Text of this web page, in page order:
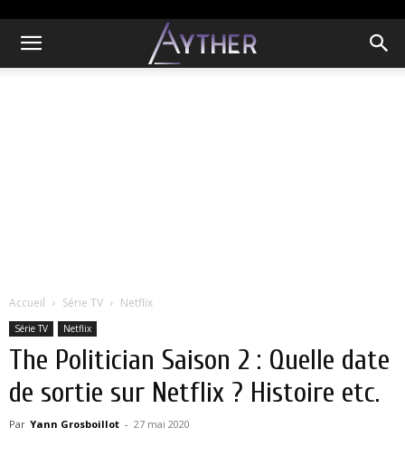
Accueil Série TV Netflix
Série TV Netflix
The Politician Saison 2 : Quelle date
de sortie sur Netflix ? Histoire etc.
Par Yann Grosboillot - 27 mai 2020